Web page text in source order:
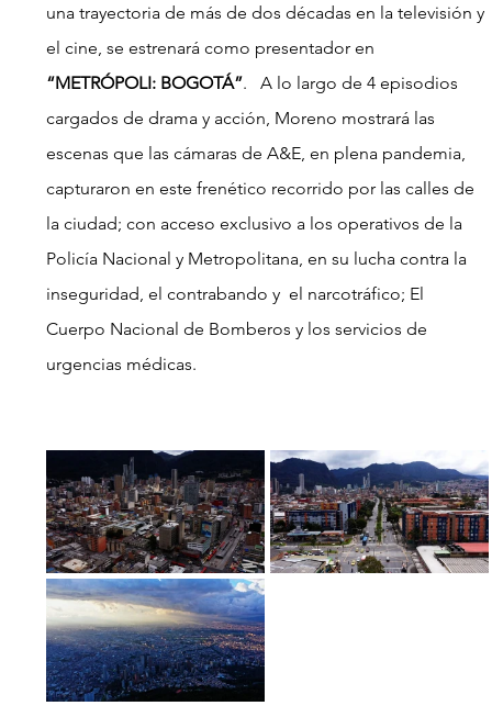
una trayectoria de más de dos décadas en la televisión y
el cine, se estrenará como presentador en
“METRÓPOLI: BOGOTÁ”.   A lo largo de 4 episodios
cargados de drama y acción, Moreno mostrará las
escenas que las cámaras de A&E, en plena pandemia,
capturaron en este frenético recorrido por las calles de
la ciudad; con acceso exclusivo a los operativos de la
Policía Nacional y Metropolitana, en su lucha contra la
inseguridad, el contrabando y  el narcotráfico; El
Cuerpo Nacional de Bomberos y los servicios de
urgencias médicas.